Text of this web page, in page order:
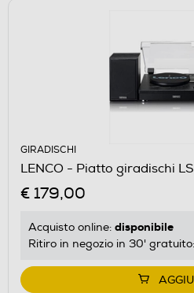
GIRADISCHI
LENCO - Piatto giradischi
€ 179,00
Acquisto online: disponibile
Ritiro in negozio in 30' gratuito: